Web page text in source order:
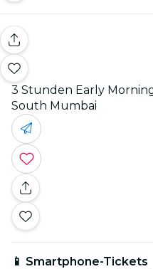
3 Stunden Early
South Mumbai
📱 Smartphone-Tickets